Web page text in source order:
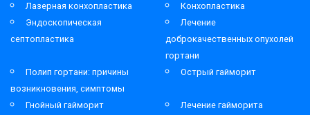
Лазерная конхопластика
Конхопластика
Эндоскопическая
септопластика
Лечение
доброкачественных опухолей
гортани
Полип гортани: причины
возникновения, симптомы
Острый гайморит
Гнойный гайморит
Лечение гайморита